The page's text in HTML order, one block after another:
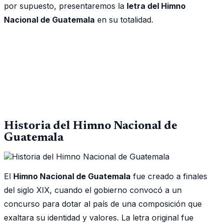
por supuesto, presentaremos la letra del Himno
Nacional de Guatemala en su totalidad.
Historia del Himno Nacional de
Guatemala
El Himno Nacional de Guatemala fue creado a finales
del siglo XIX, cuando el gobierno convocó a un
concurso para dotar al país de una composición que
exaltara su identidad y valores. La letra original fue